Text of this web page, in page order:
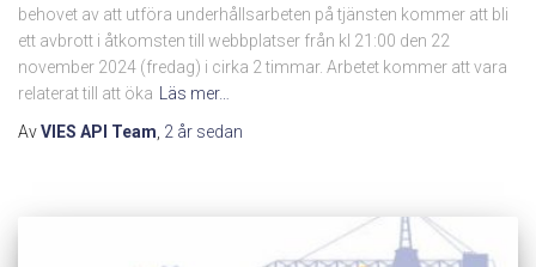
behovet av att utföra underhållsarbeten på tjänsten kommer att bli
ett avbrott i åtkomsten till webbplatser från kl 21:00 den 22
november 2024 (fredag) i cirka 2 timmar. Arbetet kommer att vara
relaterat till att öka Läs mer…
AvVIES API Team, 2 år sedan